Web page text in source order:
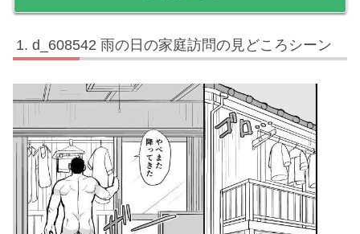
d_608542 雨の日の家庭訪問の見どころシーン